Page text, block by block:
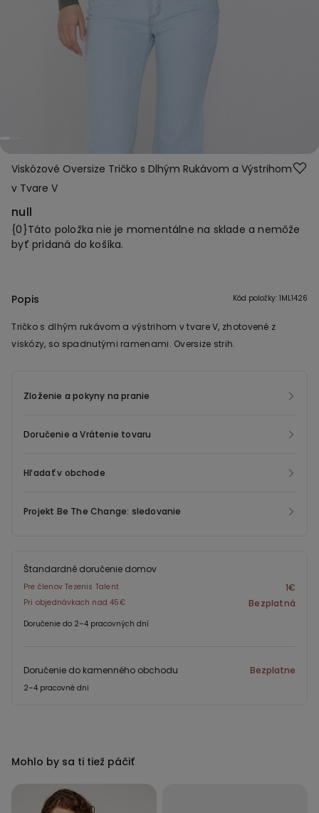
Viskózové Oversize Tričko s Dlhým Rukávom a Výstrihom
v Tvare V
null
{0}Táto položka nie je momentálne na sklade a nemôže
byť pridaná do košíka.
Popis Kód položky: 1ML1426
Tričko s dlhým rukávom a výstrihom v tvare V, zhotovené z
viskózy, so spadnutými ramenami. Oversize strih.
Zloženie a pokyny na pranie
Doručenie a Vrátenie tovaru
Hľadať v obchode
Projekt Be The Change: sledovanie
Štandardné doručenie domov
Pre členov Tezenis Talent 1€
Pri objednávkach nad 45€ Bezplatná
Doručenie do 2–4 pracovných dní
Doručenie do kamenného obchodu Bezplatne
2–4 pracovné dni
Mohlo by sa ti tiež páčiť